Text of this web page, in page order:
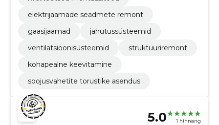
elektrijaamade seadmete remont
gaasijaamad
jahutussüsteemid
ventilatsioonisüsteemid
struktuuriremont
kohapealne keevitamine
soojusvahetite torustike asendus
5.0 1 hinnang